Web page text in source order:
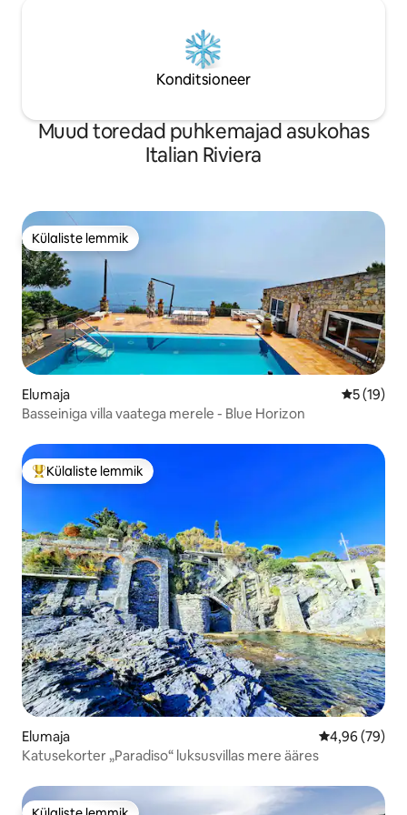
Konditsioneer
Muud toredad puhkemajad asukohas
Italian Riviera
Külaliste lemmik
Külaliste lemmik
Elumaja Keskmine
5 (19)
Basseiniga villa vaatega merele - Blue Horizon
Külaliste suur lemmik
Külaliste lemmik
Elumaja Keskmine
4,96 (79)
Katusekorter „Paradiso“ luksusvillas mere ääres